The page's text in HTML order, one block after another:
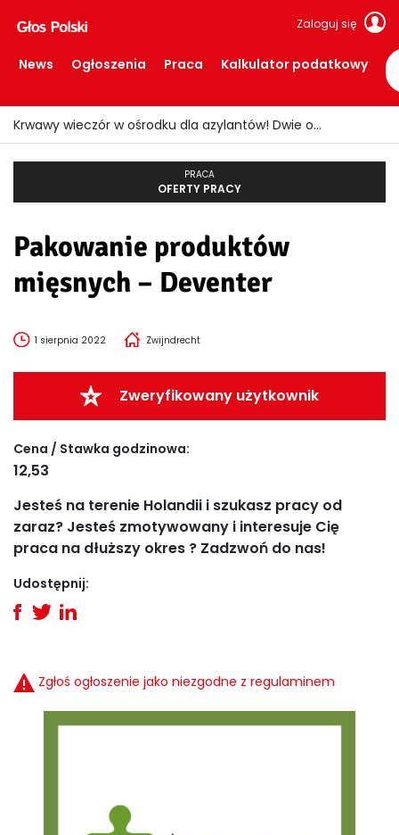
Zaloguj się
News Ogłoszenia Praca Kalkulator podatkowy
Krwawy wieczór w ośrodku dla azylantów! Dwie osoby ranne po ataku nożem
PRACA
OFERTY PRACY
Pakowanie produktów
mięsnych – Deventer
1 sierpnia 2022 Zwijndrecht
Zweryfikowany użytkownik
Cena / Stawka godzinowa:
12,53
Jesteś na terenie Holandii i szukasz pracy od
zaraz? Jesteś zmotywowany i interesuje Cię
praca na dłuższy okres ? Zadzwoń do nas!
Udostępnij:
Zgłoś ogłoszenie jako niezgodne z regulaminem